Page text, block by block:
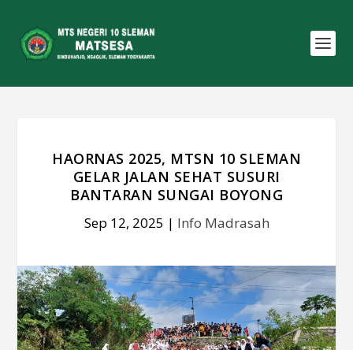
HAORNAS 2025, MTSN 10 SLEMAN
GELAR JALAN SEHAT SUSURI
BANTARAN SUNGAI BOYONG
Sep 12, 2025 | Info Madrasah